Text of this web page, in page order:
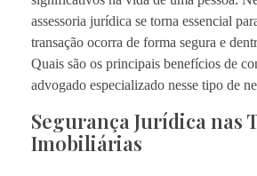
assessoria jurídica se torna essencial
transação ocorra de forma segura e
Quais são os principais benefícios de
advogado especializado nesse tipo de
Segurança Jurídica nas
Imobiliárias